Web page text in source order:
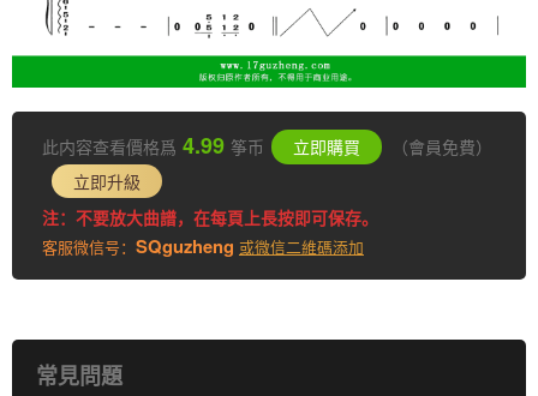
此内容查看價格爲 4.99 筝币 立即購買
（會員免費）
立即升級
注：不要放大曲譜，在每頁上長按即可保存。
客服微信号： SQguzheng 或微信二維碼添加
常見問題